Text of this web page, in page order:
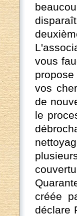
vous
vos
de
le
créée
déclare